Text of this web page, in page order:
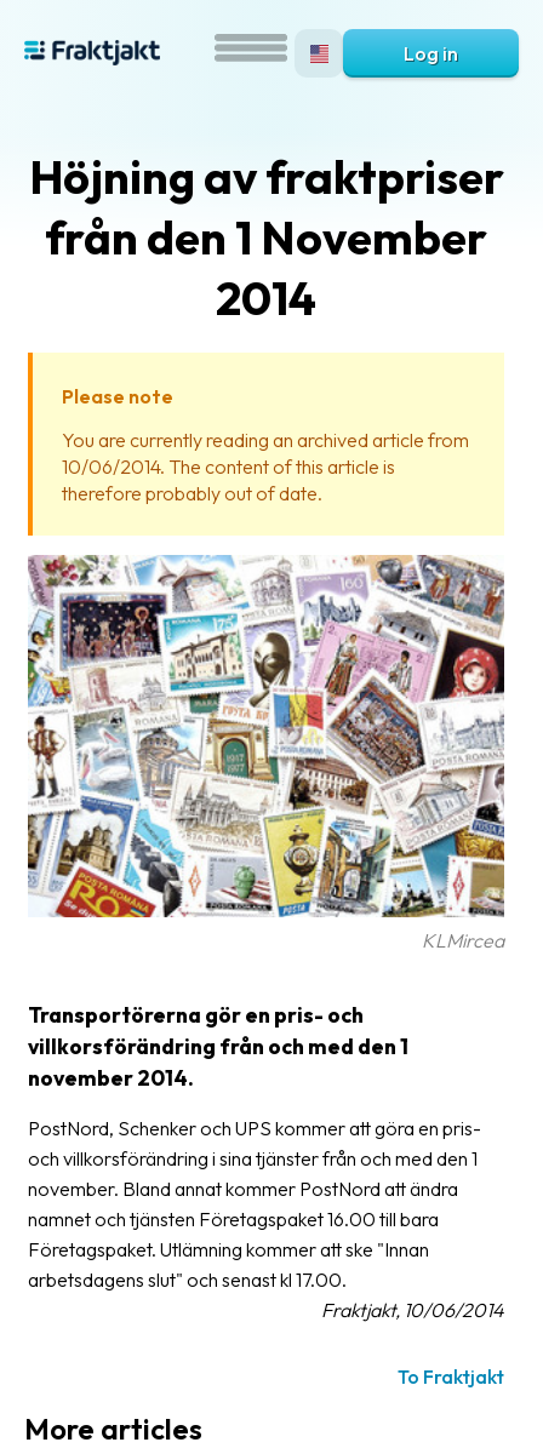
is
Help?
Glossary
Packing
Shipping
documents
Printer
settings
Customs
declarations
Delivery
Manuals
Downloads
Barcode
scanner
Support
About
the
Log in
Höjning av fraktpriser
från den 1 November
2014
Please note
You are currently reading an archived article from
10/06/2014. The content of this article is
therefore probably out of date.
KLMircea
Transportörerna gör en pris- och
villkorsförändring från och med den 1
november 2014.
PostNord, Schenker och UPS kommer att göra en pris-
och villkorsförändring i sina tjänster från och med den 1
november. Bland annat kommer PostNord att ändra
namnet och tjänsten Företagspaket 16.00 till bara
Företagspaket. Utlämning kommer att ske "Innan
arbetsdagens slut" och senast kl 17.00.
Fraktjakt, 10/06/2014
To Fraktjakt
More articles